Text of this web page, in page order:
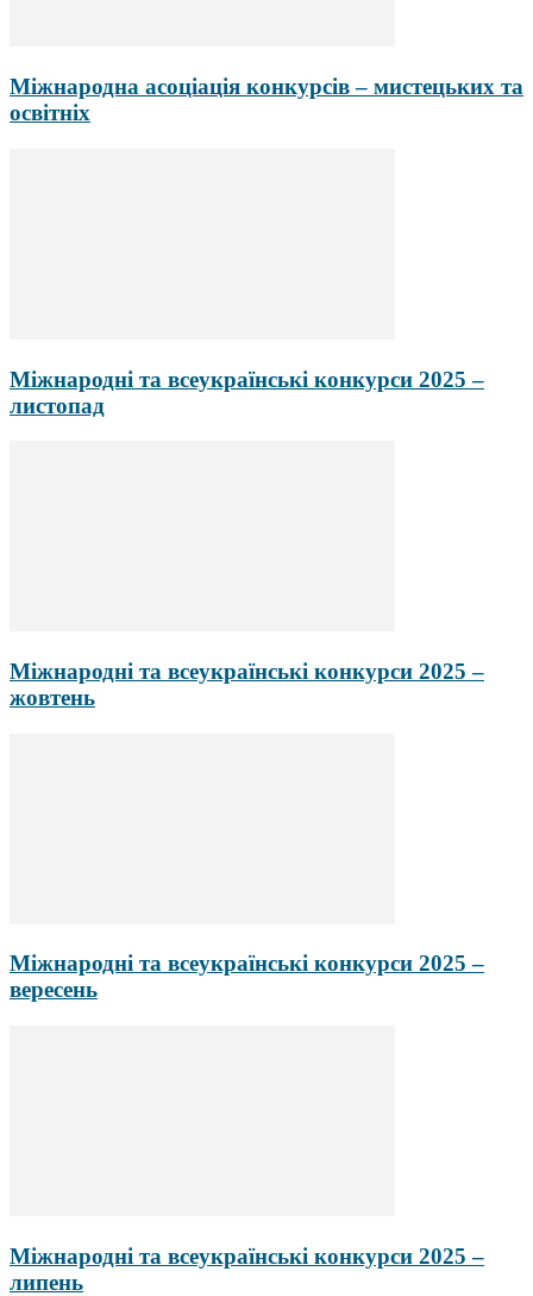
Міжнародна асоціація конкурсів – мистецьких та
освітніх
Міжнародні та всеукраїнські конкурси 2025 –
листопад
Міжнародні та всеукраїнські конкурси 2025 –
жовтень
Міжнародні та всеукраїнські конкурси 2025 –
вересень
Міжнародні та всеукраїнські конкурси 2025 –
липень